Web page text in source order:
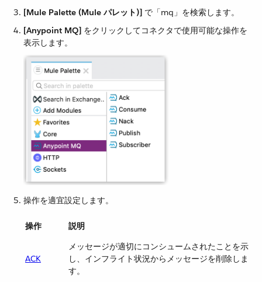
[Mule Palette (Mule パレット)] ​ で「mq」を検索します。
[Anypoint MQ] ​ をクリックしてコネクタで使用可能な操作を
表示します。
操作を適宜設定します。
操作 説明
ACK
メッセージが適切にコンシュームされたことを示
し、インフライト状況からメッセージを削除しま
す。